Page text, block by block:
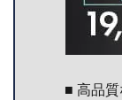
■ 高品質